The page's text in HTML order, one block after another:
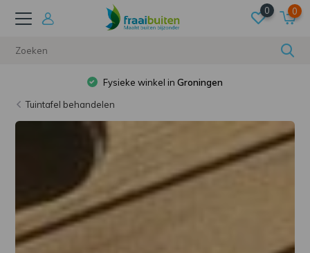
0 0
Gratis verzending bij besteding van €50
Tuintafel behandelen